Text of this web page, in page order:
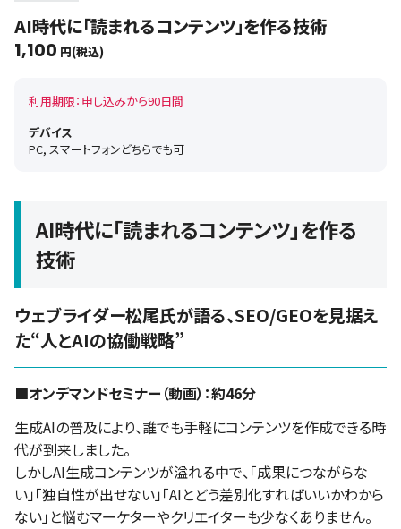
AI時代に「読まれるコンテンツ」を作る技術
1,100 円(税込)
利用期限：申し込みから90日間
デバイス
PC, スマートフォンどちらでも可
AI時代に「読まれるコンテンツ」を作る
技術
ウェブライダー松尾氏が語る、SEO/GEOを見据え
た“人とAIの協働戦略”
■オンデマンドセミナー（動画）：約46分
生成AIの普及により、誰でも手軽にコンテンツを作成できる時
代が到来しました。
しかしAI生成コンテンツが溢れる中で、「成果につながらな
い」「独自性が出せない」「AIとどう差別化すればいいかわから
ない」と悩むマーケターやクリエイターも少なくありません。